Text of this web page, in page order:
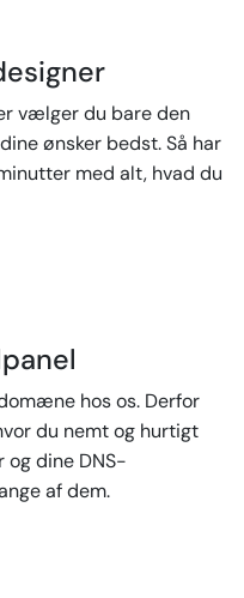
vælger du bare den
ønsker bedst. Så har
med alt, hvad du
hos os. Derfor
du nemt og hurtigt
dine DNS-
af dem.